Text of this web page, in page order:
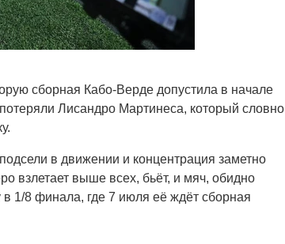
сборная Кабо-Верде допустила в начале
Лисандро Мартинеса, который словно
в движении и концентрация заметно
взлетает выше всех, бьёт, и мяч, обидно
1/8 финала, где 7 июля её ждёт сборная